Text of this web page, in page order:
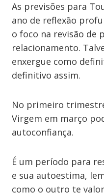
As previsões para
ano de reflexão
o foco na revisão de
relacionamento.
enxergue como
definitivo assim.
No primeiro
Virgem em março
autoconfiança.
É um período para
e sua autoestima,
como o outro te